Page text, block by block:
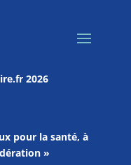
2026
pour la santé, à
»